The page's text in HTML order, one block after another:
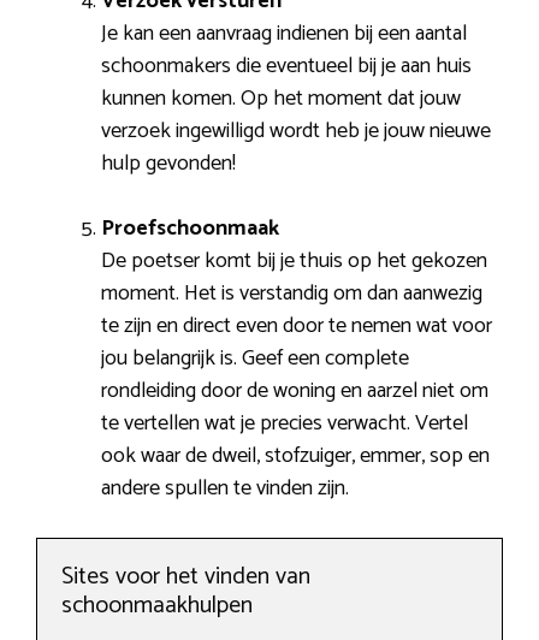
Je kan een aanvraag indienen bij een aantal
schoonmakers die eventueel bij je aan huis
kunnen komen. Op het moment dat jouw
verzoek ingewilligd wordt heb je jouw nieuwe
hulp gevonden!
Proefschoonmaak
De poetser komt bij je thuis op het gekozen
moment. Het is verstandig om dan aanwezig
te zijn en direct even door te nemen wat voor
jou belangrijk is. Geef een complete
rondleiding door de woning en aarzel niet om
te vertellen wat je precies verwacht. Vertel
ook waar de dweil, stofzuiger, emmer, sop en
andere spullen te vinden zijn.
Sites voor het vinden van
schoonmaakhulpen